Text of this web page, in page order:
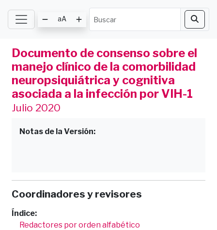
aA
Documento de consenso sobre el
manejo clínico de la comorbilidad
neuropsiquiátrica y cognitiva
asociada a la infección por VIH-1
Julio 2020
Notas de la Versión:
Coordinadores y revisores
Índice:
Redactores por orden alfabético